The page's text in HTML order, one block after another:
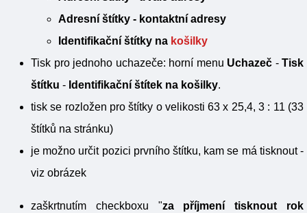
Adresní štítky - kontaktní adresy
Identifikační štítky na košilky
Tisk pro jednoho uchazeče: horní menu Uchazeč - Tisk
štítku - Identifikační štítek na košilky.
tisk se rozložen pro štítky o velikosti 63 x 25,4, 3 : 11 (33
štítků na stránku)
je možno určit pozici prvního štítku, kam se má tisknout -
viz obrázek
zaškrtnutím checkboxu "za příjmení tisknout rok